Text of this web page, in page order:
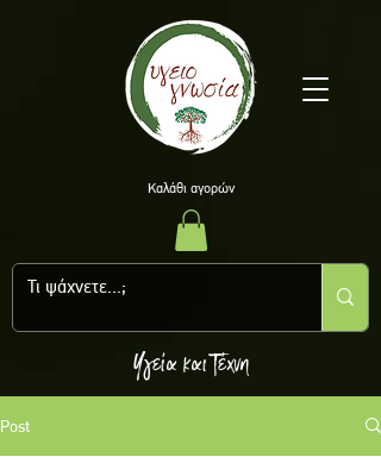
Υγεία και Τέχνη
Kαλάθι αγορών
Post